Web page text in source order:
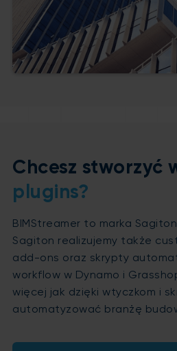
Chcesz stworzyć
plugins?
BIMStreamer to marka
Sagiton realizujemy także
add-ons oraz skrypty
workflow w Dynamo i
więcej jak dzięki wtyczkom i
automatyzować branżę